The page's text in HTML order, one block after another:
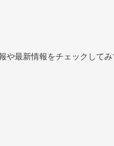
最新情報をチェックしてみ